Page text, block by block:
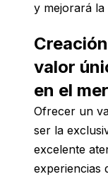
y mejorará la
valor
en el
Ofrecer un
ser la
excelente
experiencias